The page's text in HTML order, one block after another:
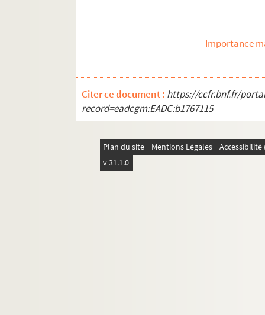
Importance
Citer ce document : https://ccfr.bnf.fr/
record=eadcgm:EADC:b1767115
Plan du site Mentions Légales
v 31.1.0